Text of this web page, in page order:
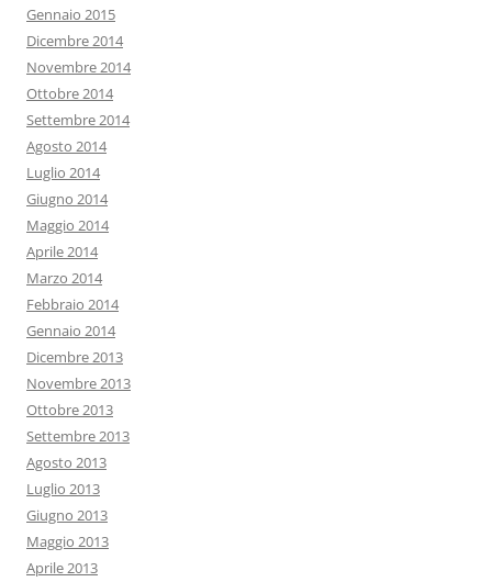
Gennaio 2015
Dicembre 2014
Novembre 2014
Ottobre 2014
Settembre 2014
Agosto 2014
Luglio 2014
Giugno 2014
Maggio 2014
Aprile 2014
Marzo 2014
Febbraio 2014
Gennaio 2014
Dicembre 2013
Novembre 2013
Ottobre 2013
Settembre 2013
Agosto 2013
Luglio 2013
Giugno 2013
Maggio 2013
Aprile 2013